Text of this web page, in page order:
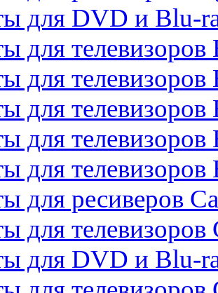
для DVD и Blu-
для телевизоров
для телевизоров
для телевизоров
для телевизоров
для телевизоров
для ресиверов
для телевизоров
для DVD и Blu-